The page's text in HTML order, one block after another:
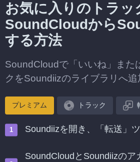
お気に入りのトラッ
SoundCloudから
する方法
SoundCloudで「いいね」また
クをSoundiizのライブラリへ追
プレミアム トラック
Soundiizを開き、「転送」
SoundCloudとSoundiizのア